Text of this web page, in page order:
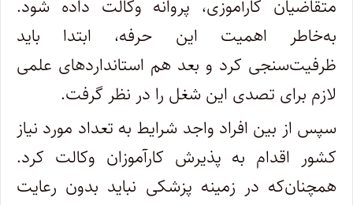
متقاضیان کارآموزی، پروانه وکالت داده شود.
به‌خاطر اهمیت این حرفه، ابتدا باید
ظرفیت‌سنجی کرد و بعد هم استانداردهای علمی
لازم برای تصدی این شغل را در نظر گرفت.
سپس از بین افراد واجد شرایط به تعداد مورد نیاز
کشور اقدام به پذیرش کارآموزان وکالت کرد.
همچنان‌که در زمینه پزشکی نباید بدون رعایت